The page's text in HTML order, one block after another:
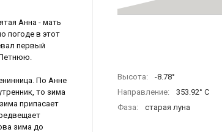
Анна - мать
погоде в этот
первый
Летнюю.
По Анне
то зима
припасает
зима до
Высота:
-8.78°
Направление:
353.92° С
Фаза:
старая луна